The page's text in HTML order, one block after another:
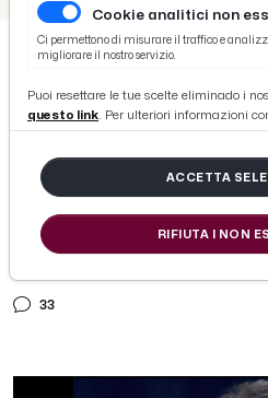
Ascoli Calcio, Di
ore al giorno per
con fornitori e
di Redazione Picenotime
33
Cookie analitici non
Ci permettono di misurare il traffico e
migliorare il nostro servizio.
Puoi resettare le tue scelte eliminado i
questo link. Per ulteriori informazioni
ACCETTA
RIFIUTA I NON
Ciclismo